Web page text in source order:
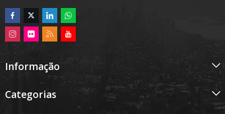
Informação
Categorias